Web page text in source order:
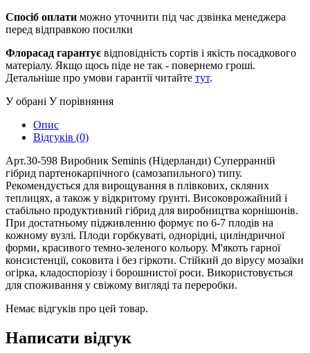
Спосіб оплати можно уточнити під час дзвінка менеджера
перед відправкою посилки
Флорасад гарантує відповідність сортів і якість посадкового
матеріалу. Якщо щось піде не так - повернемо гроші.
Детальніше про умови гарантії читайте тут.
У обрані У порівняння
Опис
Відгуків (0)
Арт.30-598 Виробник Seminis (Нідерланди) Суперранній
гібрид партенокарпічного (самозапильного) типу.
Рекомендується для вирощування в плівкових, скляних
теплицях, а також у відкритому ґрунті. Високоврожайний і
стабільно продуктивний гібрид для виробництва корнішонів.
При достатньому підживленню формує по 6-7 плодів на
кожному вузлі. Плоди горбкуваті, однорідні, циліндричної
форми, красивого темно-зеленого кольору. М'якоть гарної
консистенції, соковита і без гіркоти. Стійкий до вірусу мозаїки
огірка, кладоспоріозу і борошнистої роси. Використовується
для споживання у свіжому вигляді та переробки.
Немає відгуків про цей товар.
Написати відгук